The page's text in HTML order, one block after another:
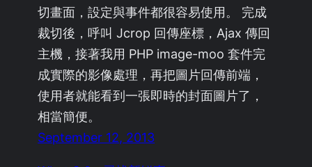
切畫面，設定與事件都很容易使用。 完成
裁切後，呼叫 Jcrop 回傳座標，Ajax 傳回
主機，接著我用 PHP image-moo 套件完
成實際的影像處理，再把圖片回傳前端，
使用者就能看到一張即時的封面圖片了，
相當簡便。
September 12, 2013